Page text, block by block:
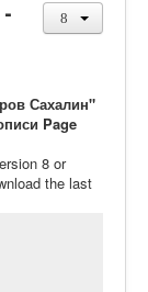
Сахалин"
Page
8 or
the last